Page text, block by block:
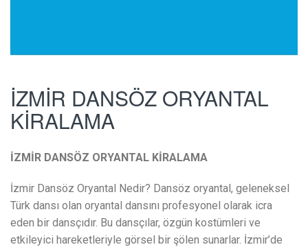
İZMİR DANSÖZ ORYANTAL
KİRALAMA
İZMİR DANSÖZ ORYANTAL KİRALAMA
İzmir Dansöz Oryantal Nedir? Dansöz oryantal, geleneksel
Türk dansı olan oryantal dansını profesyonel olarak icra
eden bir dansçıdır. Bu dansçılar, özgün kostümleri ve
etkileyici hareketleriyle görsel bir şölen sunarlar. İzmir’de